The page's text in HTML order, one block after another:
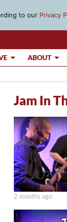
ABOUT
Jam In
2 months ago
to our Privacy